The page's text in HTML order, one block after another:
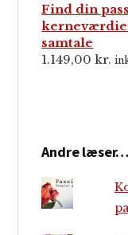
Find din
samtale
1.149,00kr.
Andre læser…